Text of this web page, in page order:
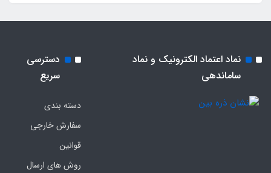
نماد اعتماد الکترونیک و نماد
ساماندهی
دسترسی
سریع
دسته بندی
سفارش خارجی
قوانین
روش های ارسال